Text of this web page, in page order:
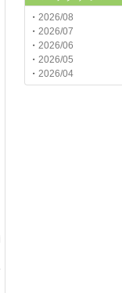
・ 2026/08
・ 2026/07
・ 2026/06
・ 2026/05
・ 2026/04